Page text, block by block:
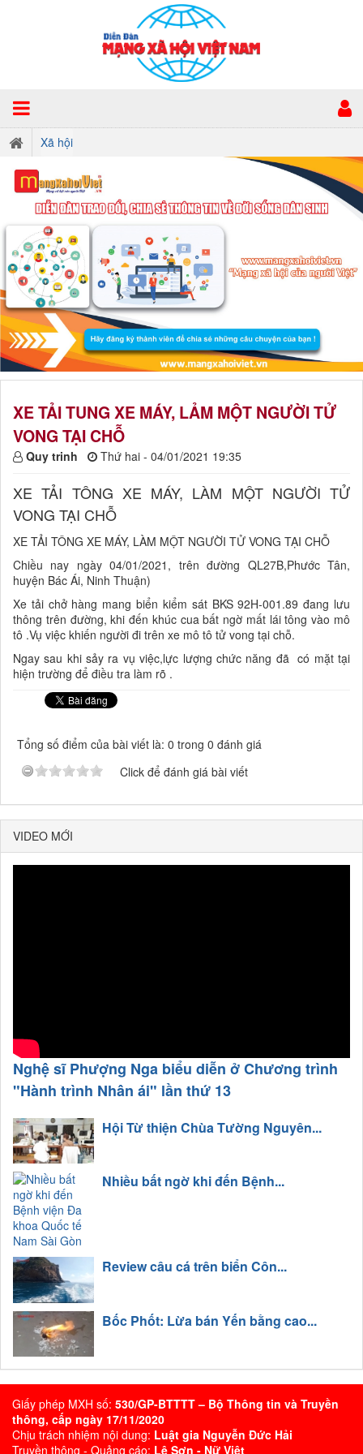
Xã hội
XE TẢI TUNG XE MÁY, LẢM MỘT NGƯỜI TỬ
VONG TẠI CHỖ
Quy trinh Thứ hai - 04/01/2021 19:35
XE TẢI TÔNG XE MÁY, LÀM MỘT NGƯỜI TỬ
VONG TẠI CHỖ
XE TẢI TÔNG XE MÁY, LÀM MỘT NGƯỜI TỬ VONG TẠI CHỖ
Chiều nay ngày 04/01/2021, trên đường QL27B,Phước Tân,
huyện Bác Ái, Ninh Thuận)
Xe tải chở hàng mang biển kiểm sát BKS 92H-001.89 đang lưu
thông trên đường, khi đến khúc cua bất ngờ mất lái tông vào mô
tô .Vụ việc khiến người đi trên xe mô tô tử vong tại chỗ.
Ngay sau khi sảy ra vụ việc,lực lượng chức năng đã có mặt tại
hiện trường để điều tra làm rõ .
Tổng số điểm của bài viết là: 0 trong 0 đánh giá
Click để đánh giá bài viết
VIDEO MỚI
Nghệ sĩ Phượng Nga biểu diễn ở Chương trình
"Hành trình Nhân ái" lần thứ 13
Hội Từ thiện Chùa Tường Nguyên...
Nhiều bất ngờ khi đến Bệnh...
Review câu cá trên biển Côn...
Bốc Phốt: Lừa bán Yến bằng cao...
Giấy phép MXH số: 530/GP-BTTTT – Bộ Thông tin và Truyền
thông, cấp ngày 17/11/2020
Chịu trách nhiệm nội dung: Luật gia Nguyễn Đức Hải
Truyền thông - Quảng cáo: Lê Sơn - Nữ Việt